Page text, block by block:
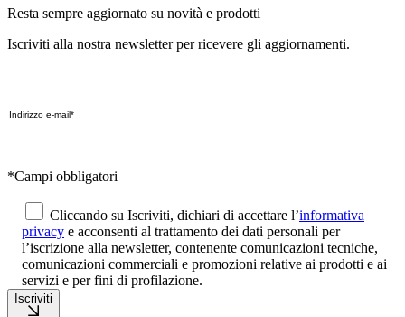
Resta sempre aggiornato su novità e prodotti
Iscriviti alla nostra newsletter per ricevere gli aggiornamenti.
*Campi obbligatori
Cliccando su Iscriviti, dichiari di accettare l’informativa
privacy e acconsenti al trattamento dei dati personali per
l’iscrizione alla newsletter, contenente comunicazioni tecniche,
comunicazioni commerciali e promozioni relative ai prodotti e ai
servizi e per fini di profilazione.
Iscriviti